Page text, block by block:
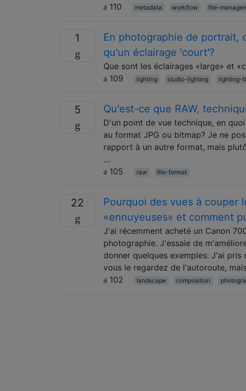
110
metadata workflow file-
1
En photographie de portrait,
qu'un éclairage 'court'?
Que sont les éclairages «large» et
109
lighting studio-lighting lighting-
5 Qu'est-ce que RAW,
D'un point de vue technique, en
au format JPG ou bitmap? Je ne
rapport à un autre format, mais
…
105
raw file-format
22
Pourquoi des vues à couper
«ennuyeuses» et comment
J'ai récemment acheté un Canon
photographie. J'essaie de
donner quelques exemples: J'ai
vous le regardez de l'autoroute,
102
landscape composition